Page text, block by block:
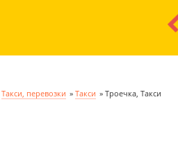
Такси, перевозки » Такси » Троечка, Такси